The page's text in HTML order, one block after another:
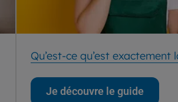
Qu’est-ce qu’est
Je découvre le guide